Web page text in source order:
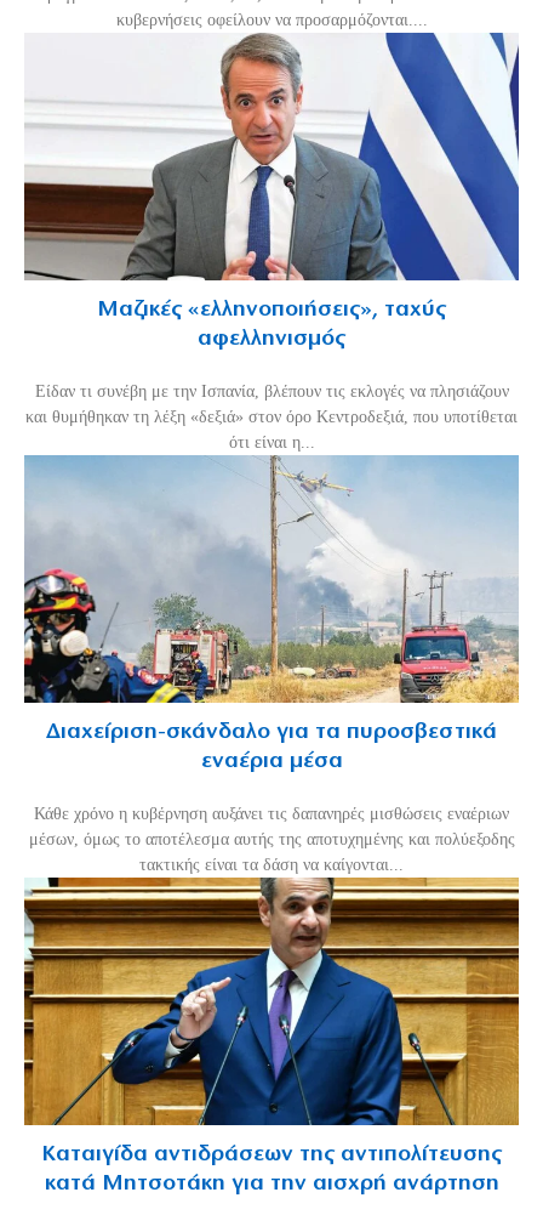
κυβερνήσεις οφείλουν να προσαρμόζονται....
Μαζικές «ελληνοποιήσεις», ταχύς
αφελληνισμός
Είδαν τι συνέβη με την Ισπανία, βλέπουν τις εκλογές να πλησιάζουν
και θυμήθηκαν τη λέξη «δεξιά» στον όρο Κεντροδεξιά, που υποτίθεται
ότι είναι η...
Διαχείριση-σκάνδαλο για τα πυροσβεστικά
εναέρια μέσα
Κάθε χρόνο η κυβέρνηση αυξάνει τις δαπανηρές μισθώσεις εναέριων
μέσων, όμως το αποτέλεσμα αυτής της αποτυχημένης και πολύεξοδης
τακτικής είναι τα δάση να καίγονται...
Καταιγίδα αντιδράσεων της αντιπολίτευσης
κατά Μητσοτάκη για την αισχρή ανάρτηση